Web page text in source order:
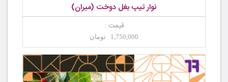
نوار تیپ بغل دوخت (میران)
قیمت :
1,750,000 تومان